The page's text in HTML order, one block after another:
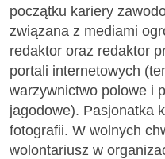
początku kariery
związana z mediami
redaktor oraz redaktor
portali internetowych
warzywnictwo polowe i
jagodowe). Pasjonatka
fotografii. W wolnych
wolontariusz w